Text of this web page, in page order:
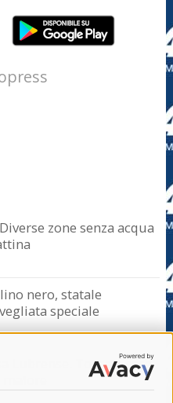
zone senza acqua
nero, statale
speciale
Lubrense. Torna a casa